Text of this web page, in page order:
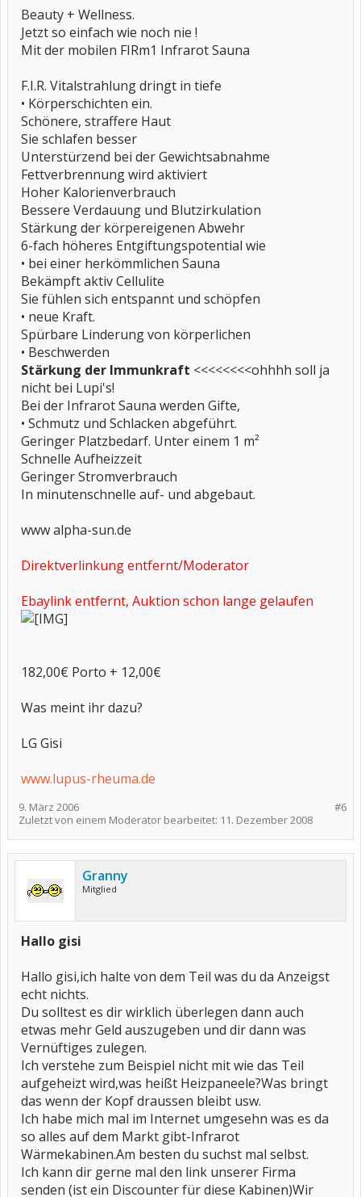
Beauty + Wellness.
Jetzt so einfach wie noch nie !
Mit der mobilen FIRm1 Infrarot Sauna
F.I.R. Vitalstrahlung dringt in tiefe
• Körperschichten ein.
Schönere, straffere Haut
Sie schlafen besser
Unterstürzend bei der Gewichtsabnahme
Fettverbrennung wird aktiviert
Hoher Kalorienverbrauch
Bessere Verdauung und Blutzirkulation
Stärkung der körpereigenen Abwehr
6-fach höheres Entgiftungspotential wie
• bei einer herkömmlichen Sauna
Bekämpft aktiv Cellulite
Sie fühlen sich entspannt und schöpfen
• neue Kraft.
Spürbare Linderung von körperlichen
• Beschwerden
Stärkung der Immunkraft <<<<<<<<ohhhh soll ja
nicht bei Lupi's!
Bei der Infrarot Sauna werden Gifte,
• Schmutz und Schlacken abgeführt.
Geringer Platzbedarf. Unter einem 1 m²
Schnelle Aufheizzeit
Geringer Stromverbrauch
In minutenschnelle auf- und abgebaut.
www alpha-sun.de
Direktverlinkung entfernt/Moderator
Ebaylink entfernt, Auktion schon lange gelaufen
182,00€ Porto + 12,00€
Was meint ihr dazu?
LG Gisi
www.lupus-rheuma.de
#6
9. März 2006
Zuletzt von einem Moderator bearbeitet: 11. Dezember 2008
Granny
Mitglied
Hallo gisi
Hallo gisi,ich halte von dem Teil was du da Anzeigst
echt nichts.
Du solltest es dir wirklich überlegen dann auch
etwas mehr Geld auszugeben und dir dann was
Vernüftiges zulegen.
Ich verstehe zum Beispiel nicht mit wie das Teil
aufgeheizt wird,was heißt Heizpaneele?Was bringt
das wenn der Kopf draussen bleibt usw.
Ich habe mich mal im Internet umgesehn was es da
so alles auf dem Markt gibt-Infrarot
Wärmekabinen.Am besten du suchst mal selbst.
Ich kann dir gerne mal den link unserer Firma
senden (ist ein Discounter für diese Kabinen)Wir